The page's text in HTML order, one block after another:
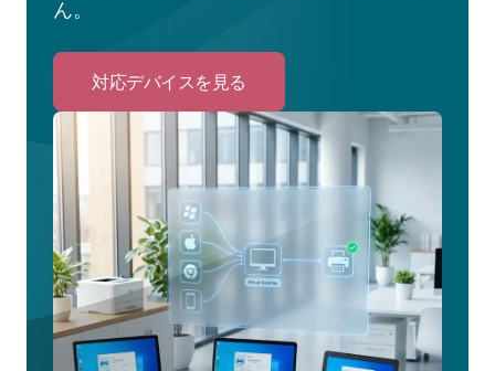
ん。
対応デバイスを見る
to
対
応
デ
イ
ス
を
る